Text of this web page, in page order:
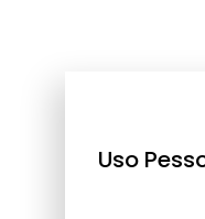
Uso